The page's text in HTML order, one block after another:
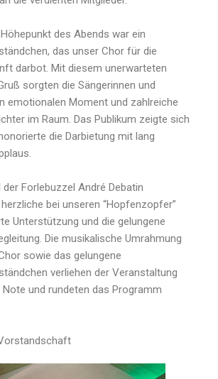
des Abends war ein
das unser Chor für die
darbot. Mit diesem unerwarteten
sorgten die Sängerinnen und
emotionalen Moment und zahlreiche
im Raum. Das Publikum zeigte sich
die Darbietung mit lang
Forlebuzzel André Debatin
bei unseren “Hopfenzopfer”
Unterstützung und die gelungene
Die musikalische Umrahmung
sowie das gelungene
verliehen der Veranstaltung
und rundeten das Programm